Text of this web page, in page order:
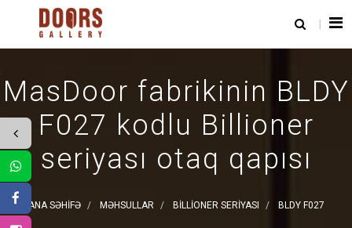
MasDoor fabrikinin BLDY
F027 kodlu Billioner
seriyası otaq qapısı
ANA SƏHIFƏ MƏHSULLAR BILLIONER SERIYASI BLDY F027